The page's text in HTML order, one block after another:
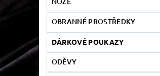
OBRANNÉ PROSTŘEDKY
DÁRKOVÉ POUKAZY
ODĚVY